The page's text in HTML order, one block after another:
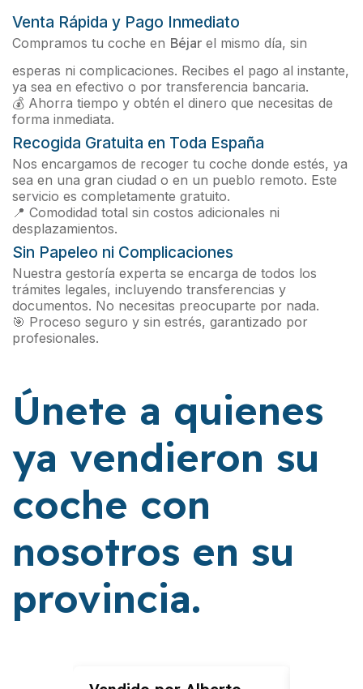
Venta Rápida y Pago Inmediato
Compramos tu coche en Béjar el mismo día, sin
esperas ni complicaciones. Recibes el pago al instante,
ya sea en efectivo o por transferencia bancaria.
💰 Ahorra tiempo y obtén el dinero que necesitas de
forma inmediata.
Recogida Gratuita en Toda España
Nos encargamos de recoger tu coche donde estés, ya
sea en una gran ciudad o en un pueblo remoto. Este
servicio es completamente gratuito.
📍 Comodidad total sin costos adicionales ni
desplazamientos.
Sin Papeleo ni Complicaciones
Nuestra gestoría experta se encarga de todos los
trámites legales, incluyendo transferencias y
documentos. No necesitas preocuparte por nada.
🎯 Proceso seguro y sin estrés, garantizado por
profesionales.
Únete a quienes
ya vendieron su
coche con
nosotros en su
provincia.